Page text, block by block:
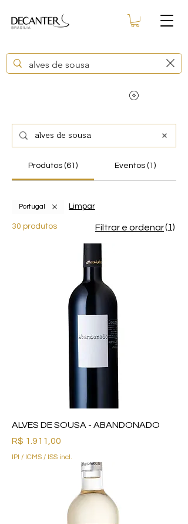
Produtos (61) Eventos (1)
Portugal Limpar
30 produtos Filtrar e ordenar(1)
ALVES DE SOUSA - ABANDONADO
Preço
R$ 1.911,00
IPI / ICMS / ISS incl.